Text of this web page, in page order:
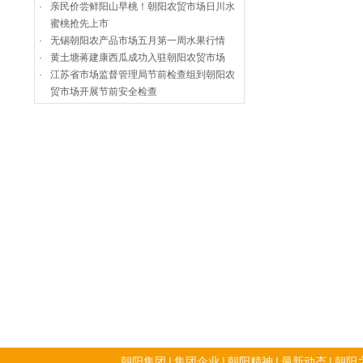
·
亲民价尝鲜阳山早桃！朝阳农贸市场日川水
蜜桃抢先上市
·
无锡朝阳农产品市场五月第一周水果行情
·
黄土塘蒋建康西瓜成功入驻朝阳农贸市场
·
江苏省市场监督管理局节前检查组到朝阳农
贸市场开展节前安全检查